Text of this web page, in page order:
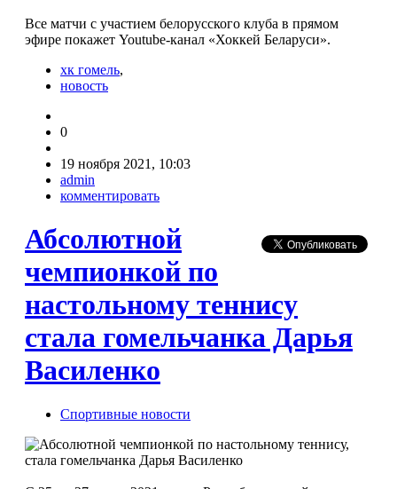
Все матчи с участием белорусского клуба в прямом
эфире покажет Youtube-канал «Хоккей Беларуси».
хк гомель,
новость
0
19 ноября 2021, 10:03
admin
комментировать
Абсолютной
чемпионкой по
настольному теннису
стала гомельчанка Дарья
Василенко
Спортивные новости